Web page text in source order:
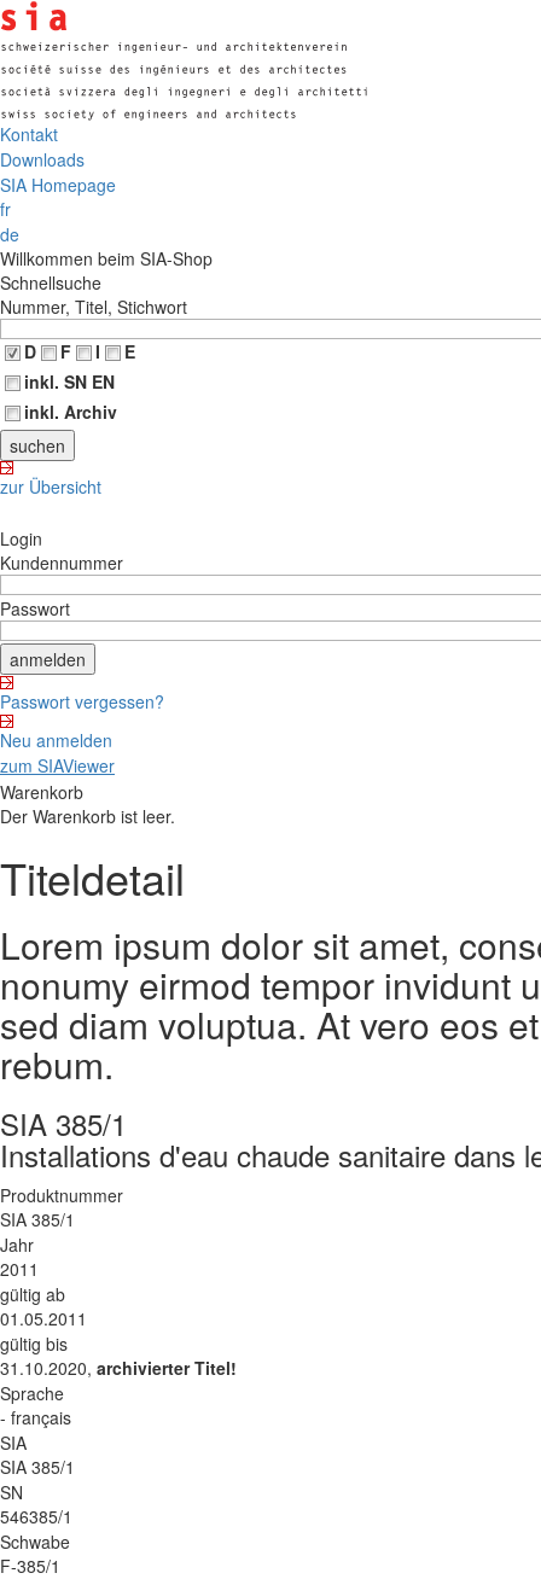
Kontakt
Downloads
SIA Homepage
fr
de
Willkommen beim SIA-Shop
Schnellsuche
Nummer, Titel, Stichwort
D
F I
E
inkl. SN EN
inkl. Archiv
zur Übersicht
Login
Kundennummer
Passwort
Passwort vergessen?
Neu anmelden
zum SIAViewer
Warenkorb
Der Warenkorb ist leer.
Titeldetail
Lorem ipsum dolor sit amet,
nonumy eirmod tempor invidunt
sed diam voluptua. At vero eos
rebum.
SIA 385/1
Installations d'eau chaude sanitaire dans
Produktnummer
SIA 385/1
Jahr
2011
gültig ab
01.05.2011
gültig bis
31.10.2020, archivierter Titel!
Sprache
- français
SIA
SIA 385/1
SN
546385/1
Schwabe
F-385/1